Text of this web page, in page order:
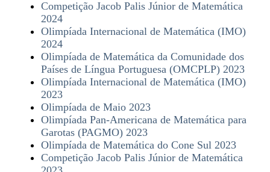
Competição Jacob Palis Júnior de Matemática
2024
Olimpíada Internacional de Matemática (IMO)
2024
Olimpíada de Matemática da Comunidade dos
Países de Língua Portuguesa (OMCPLP) 2023
Olimpíada Internacional de Matemática (IMO)
2023
Olimpíada de Maio 2023
Olimpíada Pan-Americana de Matemática para
Garotas (PAGMO) 2023
Olimpíada de Matemática do Cone Sul 2023
Competição Jacob Palis Júnior de Matemática